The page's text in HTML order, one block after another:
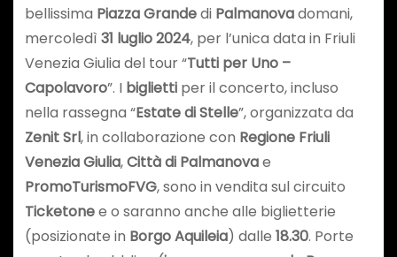
bellissima Piazza Grandedi Palmanovadomani,
mercoledì 31 luglio 2024, per l’unica data in Friuli
Venezia Giulia del tour “Tutti per Uno –
Capolavoro”. I bigliettiper il concerto, incluso
nella rassegna “Estate di Stelle”, organizzata da
Zenit Srl, in collaborazione con Regione Friuli
Venezia Giulia,Città di Palmanovae
PromoTurismoFVG, sono in vendita sul circuito
Ticketonee o saranno anche alle biglietterie
(posizionate in Borgo Aquileia) dalle 18.30. Porte